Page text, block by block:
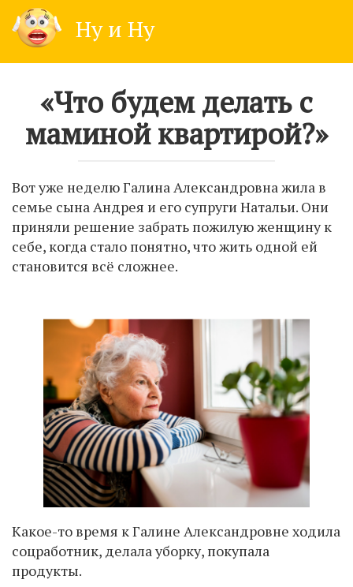
content
Ну и Ну
«Что будем делать с
маминой квартирой?»
Вот уже неделю Галина Александровна жила в
семье сына Андрея и его супруги Натальи. Они
приняли решение забрать пожилую женщину к
себе, когда стало понятно, что жить одной ей
становится всё сложнее.
Какое-то время к Галине Александровне ходила
соцработник, делала уборку, покупала
продукты.